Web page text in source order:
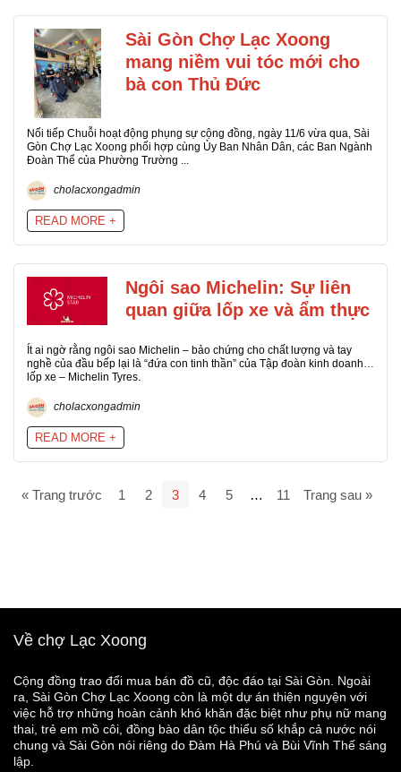
Sài Gòn Chợ Lạc Xoong
mang niềm vui tóc mới cho
bà con Thủ Đức
Nối tiếp Chuỗi hoạt động phụng sự cộng đồng, ngày 11/6 vừa qua, Sài
Gòn Chợ Lạc Xoong phối hợp cùng Ủy Ban Nhân Dân, các Ban Ngành
Đoàn Thể của Phường Trường ...
cholacxongadmin
READ MORE +
Ngôi sao Michelin: Sự liên
quan giữa lốp xe và ẩm thực
Ít ai ngờ rằng ngôi sao Michelin – bảo chứng cho chất lượng và tay
nghề của đầu bếp lại là “đứa con tinh thần” của Tập đoàn kinh doanh…
lốp xe – Michelin Tyres.
cholacxongadmin
READ MORE +
« Trang trước 1 2 3 4 5 … 11 Trang sau »
Về chợ Lạc Xoong
Cộng đồng trao đổi mua bán đồ cũ, độc đáo tại Sài Gòn. Ngoài
ra, Sài Gòn Chợ Lạc Xoong còn là một dự án thiện nguyện với
việc hỗ trợ những hoàn cảnh khó khăn đặc biệt như phụ nữ mang
thai, trẻ em mồ côi, đồng bào dân tộc thiểu số khắp cả nước nói
chung và Sài Gòn nói riêng do Đàm Hà Phú và Bùi Vĩnh Thế sáng
lập.